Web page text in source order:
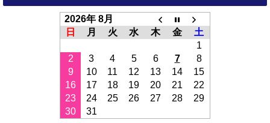
2026年 8月
日
月 火 水 木 金
土
1
2
3 4 5 6 7
8
9
10 11 12 13 14
15
16
17 18 19 20 21
22
23
24 25 26 27 28
29
30
31